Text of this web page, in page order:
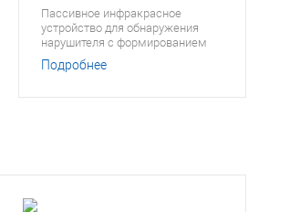
Пассивное инфракрасное
устройство для обнаружения
нарушителя с формированием
граничных сигналов
Подробнее